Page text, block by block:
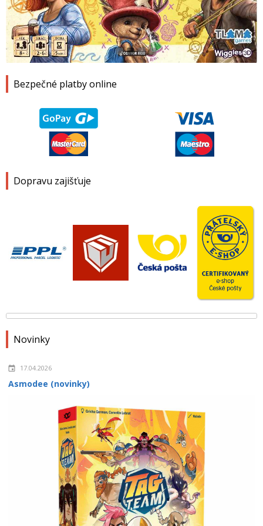
Bezpečné platby online
Dopravu zajišťuje
Novinky
17.04.2026
Asmodee (novinky)